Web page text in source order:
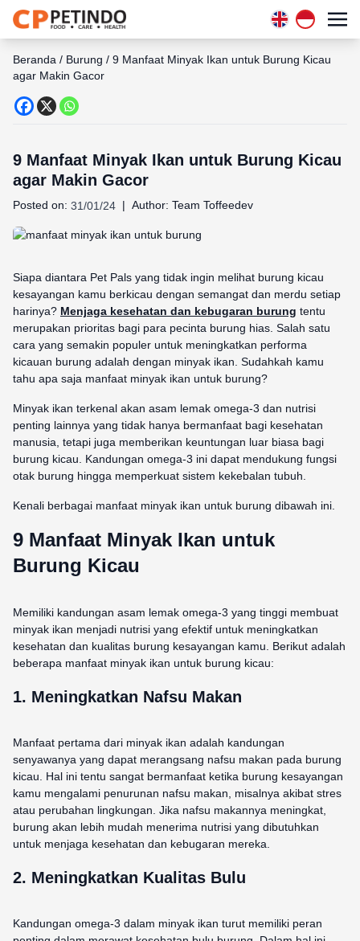
Beranda / Burung / 9 Manfaat Minyak Ikan untuk Burung Kicau
agar Makin Gacor
9 Manfaat Minyak Ikan untuk Burung Kicau
agar Makin Gacor
Posted on: 31/01/24 | Author: Team Toffeedev
Siapa diantara Pet Pals yang tidak ingin melihat burung kicau
kesayangan kamu berkicau dengan semangat dan merdu setiap
harinya? Menjaga kesehatan dan kebugaran burung tentu
merupakan prioritas bagi para pecinta burung hias. Salah satu
cara yang semakin populer untuk meningkatkan performa
kicauan burung adalah dengan minyak ikan. Sudahkah kamu
tahu apa saja manfaat minyak ikan untuk burung?
Minyak ikan terkenal akan asam lemak omega-3 dan nutrisi
penting lainnya yang tidak hanya bermanfaat bagi kesehatan
manusia, tetapi juga memberikan keuntungan luar biasa bagi
burung kicau. Kandungan omega-3 ini dapat mendukung fungsi
otak burung hingga memperkuat sistem kekebalan tubuh.
Kenali berbagai manfaat minyak ikan untuk burung dibawah ini.
9 Manfaat Minyak Ikan untuk
Burung Kicau
Memiliki kandungan asam lemak omega-3 yang tinggi membuat
minyak ikan menjadi nutrisi yang efektif untuk meningkatkan
kesehatan dan kualitas burung kesayangan kamu. Berikut adalah
beberapa manfaat minyak ikan untuk burung kicau:
1. Meningkatkan Nafsu Makan
Manfaat pertama dari minyak ikan adalah kandungan
senyawanya yang dapat merangsang nafsu makan pada burung
kicau. Hal ini tentu sangat bermanfaat ketika burung kesayangan
kamu mengalami penurunan nafsu makan, misalnya akibat stres
atau perubahan lingkungan. Jika nafsu makannya meningkat,
burung akan lebih mudah menerima nutrisi yang dibutuhkan
untuk menjaga kesehatan dan kebugaran mereka.
2. Meningkatkan Kualitas Bulu
Kandungan omega-3 dalam minyak ikan turut memiliki peran